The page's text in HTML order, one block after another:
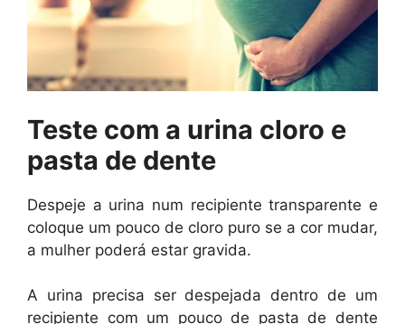
Teste com a urina cloro e
pasta de dente
Despeje a urina num recipiente transparente e
coloque um pouco de cloro puro se a cor mudar,
a mulher poderá estar gravida.
A urina precisa ser despejada dentro de um
recipiente com um pouco de pasta de dente